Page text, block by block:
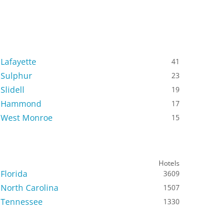
Lafayette 41
Sulphur 23
Slidell 19
Hammond 17
West Monroe 15
Hotels
Florida 3609
North Carolina 1507
Tennessee 1330